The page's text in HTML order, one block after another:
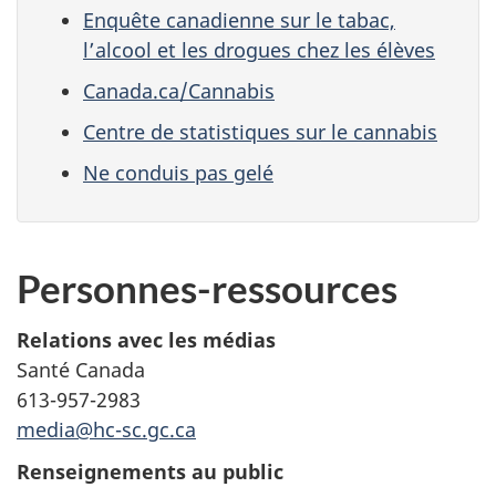
Enquête canadienne sur le tabac,
l’alcool et les drogues chez les élèves
Canada.ca/Cannabis
Centre de statistiques sur le cannabis
Ne conduis pas gelé
Personnes-ressources
Relations avec les médias
Santé Canada
613-957-2983
media@hc-sc.gc.ca
Renseignements au public